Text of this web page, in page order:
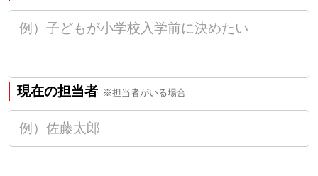
現在の担当者 ※担当者がいる場合